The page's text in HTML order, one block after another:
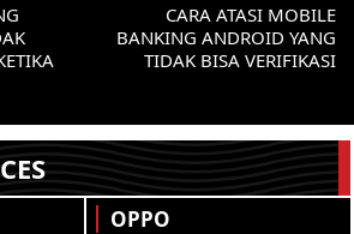
CARA ATASI MOBILE
BANKING ANDROID YANG
TIDAK BISA VERIFIKASI
OPPO